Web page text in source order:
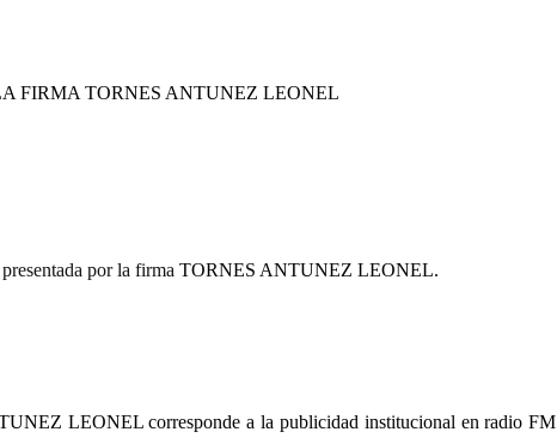
FIRMA TORNES ANTUNEZ LEONEL
por la firma TORNES ANTUNEZ LEONEL.
LEONELcorresponde a la publicidad institucional en radio